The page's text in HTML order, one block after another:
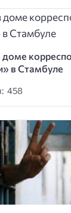
в Стамбуле
458